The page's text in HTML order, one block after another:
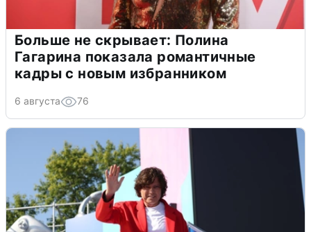
Больше не скрывает: Полина
Гагарина показала романтичные
кадры с новым избранником
6 августа 76